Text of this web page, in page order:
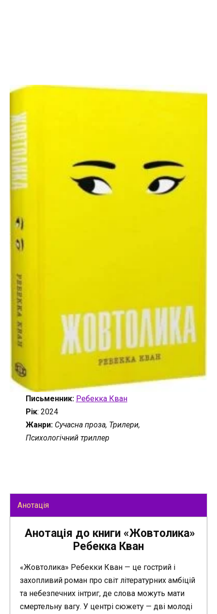
Письменник: Ребекка Кван
Рік: 2024
Жанри: Сучасна проза, Трилери,
Психологічний триллер
Анотація
Анотація до книги «Жовтолика»
Ребекка Кван
«Жовтолика» Ребекки Кван — це гострий і
захопливий роман про світ літературних амбіцій
та небезпечних інтриг, де слова можуть мати
смертельну вагу. У центрі сюжету — дві молоді